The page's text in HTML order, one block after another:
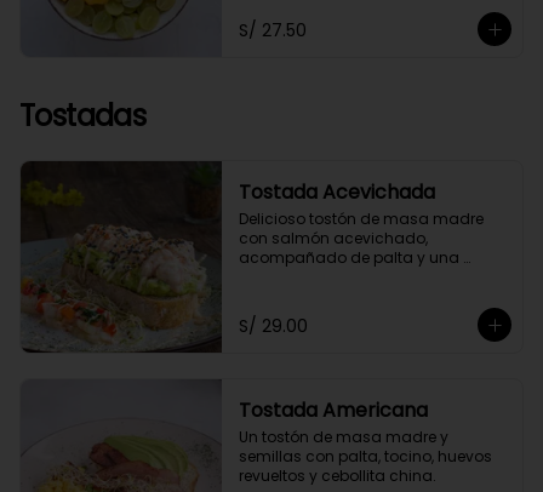
S/ 27.50
Tostadas
Tostada Acevichada
Delicioso tostón de masa madre
con salmón acevichado,
acompañado de palta y una
salsa acevichada a nuestro estilo
saludable.
S/ 29.00
Tostada Americana
Un tostón de masa madre y
semillas con palta, tocino, huevos
revueltos y cebollita china.